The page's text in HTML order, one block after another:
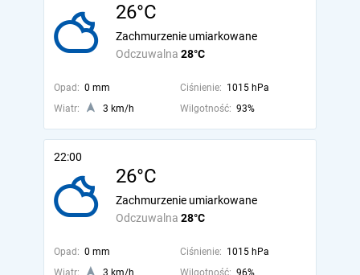
26°C
Odczuwalna 28°C
Zachmurzenie umiarkowane
Opad: 0 mm Ciśnienie: 1015 hPa
Wiatr:
3 km/h Wilgotność: 93%
22:00
26°C
Odczuwalna 28°C
Zachmurzenie umiarkowane
Opad: 0 mm Ciśnienie: 1015 hPa
Wiatr:
3 km/h Wilgotność: 96%